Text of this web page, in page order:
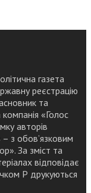
газета
реєстрацію
та
«Голос
авторів
– з обов’язковим
За зміст та
відповідає
Р друкуються